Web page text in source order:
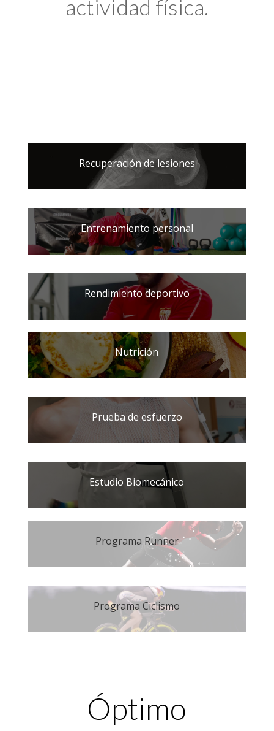
actividad física.
Recuperación de lesiones
Entrenamiento personal
Rendimiento deportivo
Nutrición
Prueba de esfuerzo
Estudio Biomecánico
Programa Runner
Programa Ciclismo
Óptimo